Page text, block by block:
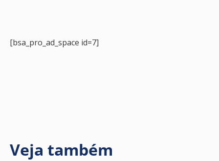
[bsa_pro_ad_space id=7]
Veja também